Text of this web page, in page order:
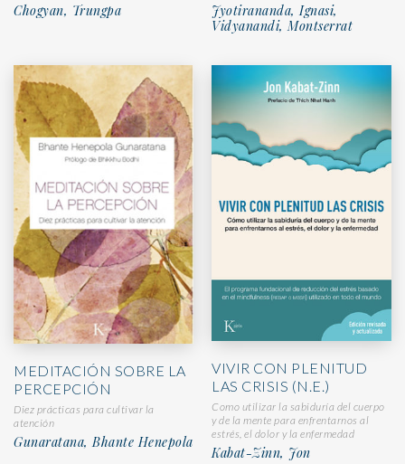
Chogyan, Trungpa
Jyotirananda, Ignasi,
Vidyanandi, Montserrat
MEDITACIÓN SOBRE LA
PERCEPCIÓN
Diez prácticas para cultivar la
atención
Gunaratana, Bhante Henepola
VIVIR CON PLENITUD
LAS CRISIS (N.E.)
Como utilizar la sabiduría del cuerpo
y de la mente para enfrentarnos al
estrés, el dolor y la enfermedad
Kabat-Zinn, Jon